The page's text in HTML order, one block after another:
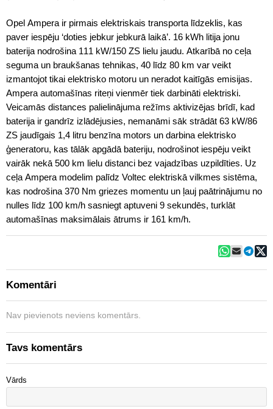
Opel Ampera ir pirmais elektriskais transporta līdzeklis, kas
paver iespēju ‘doties jebkur jebkurā laikā’. 16 kWh litija jonu
baterija nodrošina 111 kW/150 ZS lielu jaudu. Atkarībā no ceļa
seguma un braukšanas tehnikas, 40 līdz 80 km var veikt
izmantojot tikai elektrisko motoru un neradot kaitīgās emisijas.
Ampera automašīnas riteņi vienmēr tiek darbināti elektriski.
Veicamās distances palielinājuma režīms aktivizējas brīdī, kad
baterija ir gandrīz izlādējusies, nemanāmi sāk strādāt 63 kW/86
ZS jaudīgais 1,4 litru benzīna motors un darbina elektrisko
ģeneratoru, kas tālāk apgādā bateriju, nodrošinot iespēju veikt
vairāk nekā 500 km lielu distanci bez vajadzības uzpildīties. Uz
ceļa Ampera modelim palīdz Voltec elektriskā vilkmes sistēma,
kas nodrošina 370 Nm griezes momentu un ļauj paātrinājumu no
nulles līdz 100 km/h sasniegt aptuveni 9 sekundēs, turklāt
automašīnas maksimālais ātrums ir 161 km/h.
Komentāri
Nav pievienots neviens komentārs.
Tavs komentārs
Vārds